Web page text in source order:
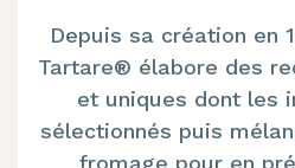
Depuis sa création en
Tartare® élabore des
et uniques dont les
sélectionnés puis
fromage pour en